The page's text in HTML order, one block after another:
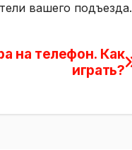
вашего подъезда.
на телефон. Как
играть?